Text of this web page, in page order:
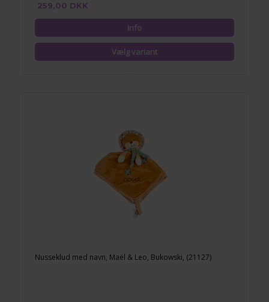
259,00 DKK
Nusseklud med navn, Maël & Leo, Bukowski, (21127)